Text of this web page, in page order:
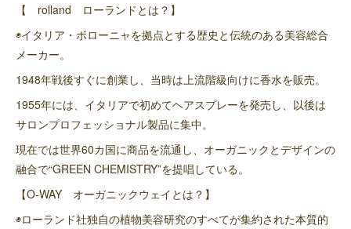
【 rolland ローランドとは？】
◉イタリア・ボローニャを拠点とする歴史と伝統のある美容総合
メーカー。
1948年戦後すぐに創業し、当時は上流階級向けに香水を販売。
1955年には、イタリアで初めてヘアスプレーを発売し、以後は
サロンプロフェッショナル製品に集中。
現在では世界60カ国に商品を流通し、オーガニックとデザインの
融合で“GREEN CHEMISTRY”を提唱している。
【O-WAY オーガニックウェイとは？】
◉ローランド社独自の植物美容研究のすべてが集約された本質的